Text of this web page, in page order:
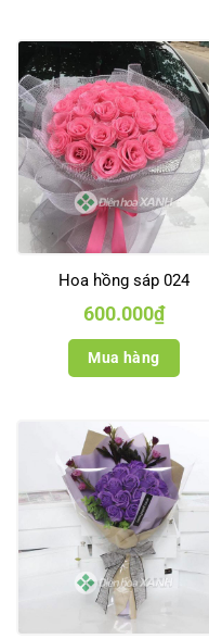
Hoa hồng sáp 024
600.000₫
Mua hàng